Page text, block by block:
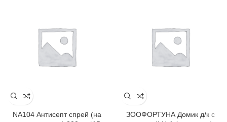
NA104 Антисепт спрей (на
ЗООФОРТУНА Домик д/к с